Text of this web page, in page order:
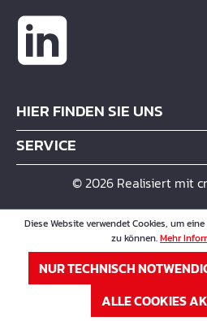
HIER FINDEN SIE UNS
SERVICE
© 2026 Realisiert mit
Diese Website verwendet Cookies, um
zu können.Mehr
NUR TECHNISCH
ALLE COOKIES